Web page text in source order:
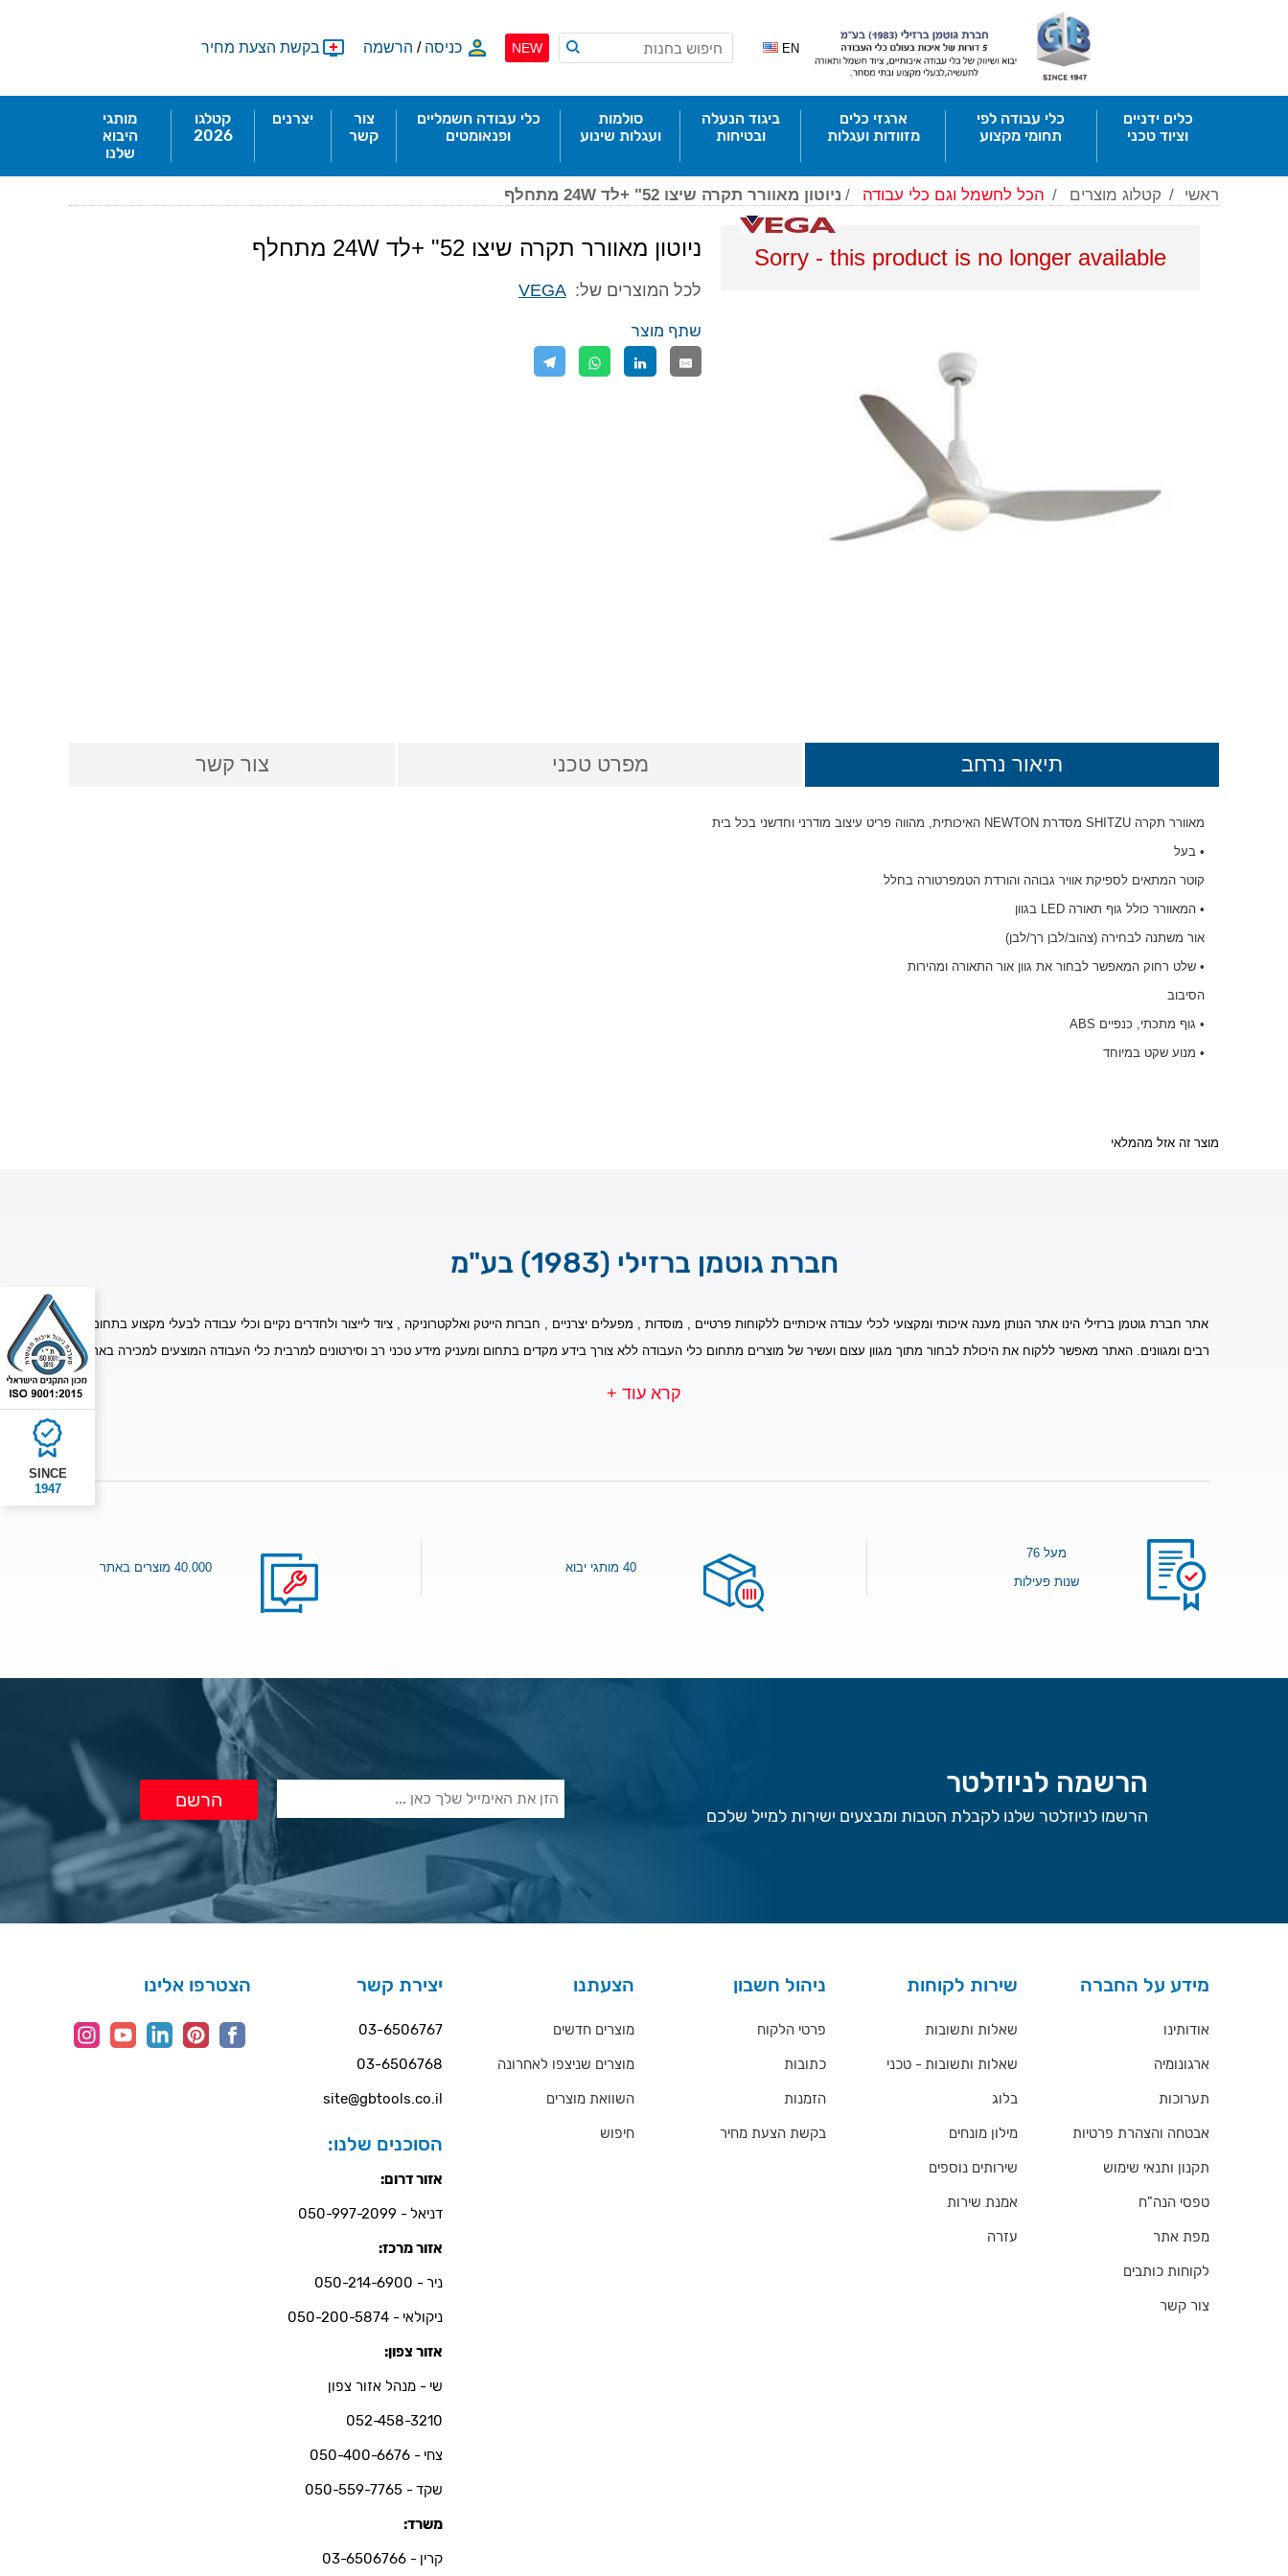
EN
NEW כניסה / הרשמה בקשת הצעת מחיר
כלים ידניים
וציוד טכני
כלי עבודה לפי
תחומי מקצוע
ארגזי כלים
מזוודות ועגלות
ביגוד הנעלה
ובטיחות
סולמות
ועגלות שינוע
כלי עבודה חשמליים
ופנאומטים
צור
קשר
יצרנים
קטלגו
2026
מותגי
היבוא
שלנו
ראשי / קטלוג מוצרים / הכל לחשמל וגם כלי עבודה / ניוטון מאוורר תקרה שיצו 52" +לד 24W מתחלף
Sorry - this product is no longer available ניוטון מאוורר תקרה שיצו 52" +לד 24W מתחלף
לכל המוצרים של: VEGA
שתף מוצר
תיאור נרחב מפרט טכני צור קשר
מאוורר תקרה SHITZU מסדרת NEWTON האיכותית, מהווה פריט עיצוב מודרני וחדשני בכל בית
• בעל
קוטר המתאים לספיקת אוויר גבוהה והורדת הטמפרטורה בחלל
• המאוורר כולל גוף תאורה LED בגוון
אור משתנה לבחירה (צהוב/לבן רך/לבן)
• שלט רחוק המאפשר לבחור את גוון אור התאורה ומהירות
הסיבוב
• גוף מתכתי, כנפיים ABS
• מנוע שקט במיוחד
מוצר זה אזל מהמלאי
SINCE
1947
חברת גוטמן ברזילי (1983) בע"מ
אתר חברת גוטמן ברזילי הינו אתר הנותן מענה איכותי ומקצועי לכלי עבודה איכותיים ללקוחות פרטיים , מוסדות , מפעלים יצרניים , חברות הייטק ואלקטרוניקה , ציוד לייצור ולחדרים נקיים וכלי עבודה לבעלי מקצוע בתחומים
רבים ומגוונים. האתר מאפשר ללקוח את היכולת לבחור מתוך מגוון עצום ועשיר של מוצרים מתחום כלי העבודה ללא צורך בידע מקדים בתחום ומעניק מידע טכני רב וסירטונים למרבית כלי העבודה המוצעים למכירה באתר.
קרא עוד +
מעל 76
שנות פעילות
40 מותגי יבוא 40.000 מוצרים באתר
הרשמה לניוזלטר
הרשמו לניוזלטר שלנו לקבלת הטבות ומבצעים ישירות למייל שלכם
מידע על החברה
אודותינו
ארגונומיה
תערוכות
אבטחה והצהרת פרטיות
תקנון ותנאי שימוש
טפסי הנה"ח
מפת אתר
לקוחות כותבים
צור קשר
שירות לקוחות
שאלות ותשובות
שאלות ותשובות - טכני
בלוג
מילון מונחים
שירותים נוספים
אמנת שירות
עזרה
ניהול חשבון
פרטי הלקוח
כתובות
הזמנות
בקשת הצעת מחיר
הצעתנו
מוצרים חדשים
מוצרים שניצפו לאחרונה
השוואת מוצרים
חיפוש
יצירת קשר
03-6506767
03-6506768
site@gbtools.co.il
הסוכנים שלנו:
אזור דרום:
דניאל - 050-997-2099
אזור מרכז:
ניר - 050-214-6900
ניקולאי - 050-200-5874
אזור צפון:
שי - מנהל אזור צפון
052-458-3210
צחי - 050-400-6676
שקד - 050-559-7765
משרד:
קרין - 03-6506766
הצטרפו אלינו